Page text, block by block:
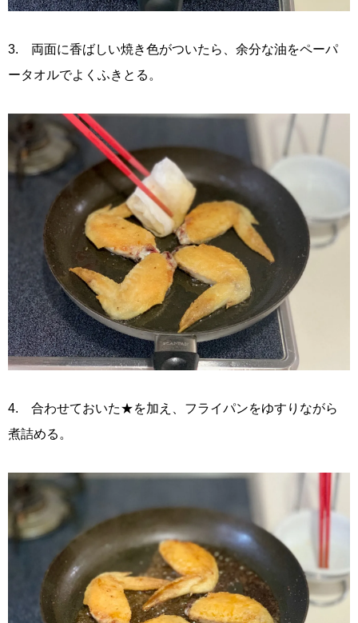
3. 両面に香ばしい焼き色がついたら、余分な油をペーパ
ータオルでよくふきとる。
4. 合わせておいた★を加え、フライパンをゆすりながら
煮詰める。